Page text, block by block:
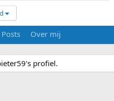
Posts Over mij
profiel.